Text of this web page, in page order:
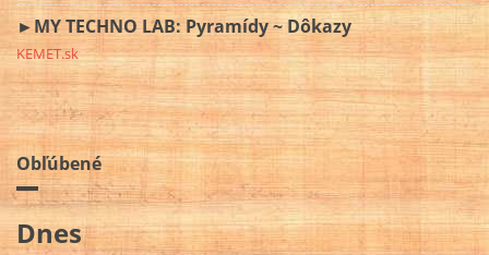
►MY TECHNO LAB: Pyramídy ~ Dôkazy
KEMET.sk
Obľúbené
Dnes